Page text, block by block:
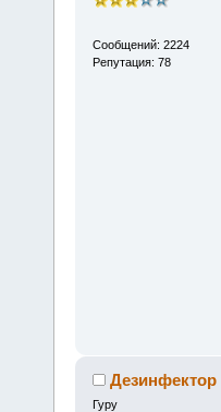
Сообщений: 2224
Репутация: 78
Дезинфектор
Гуру